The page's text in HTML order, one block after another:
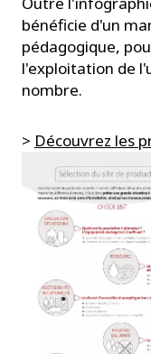
bénéficie d'un
pédagogique,
l'exploitation de
nombre.
> Découvrez les